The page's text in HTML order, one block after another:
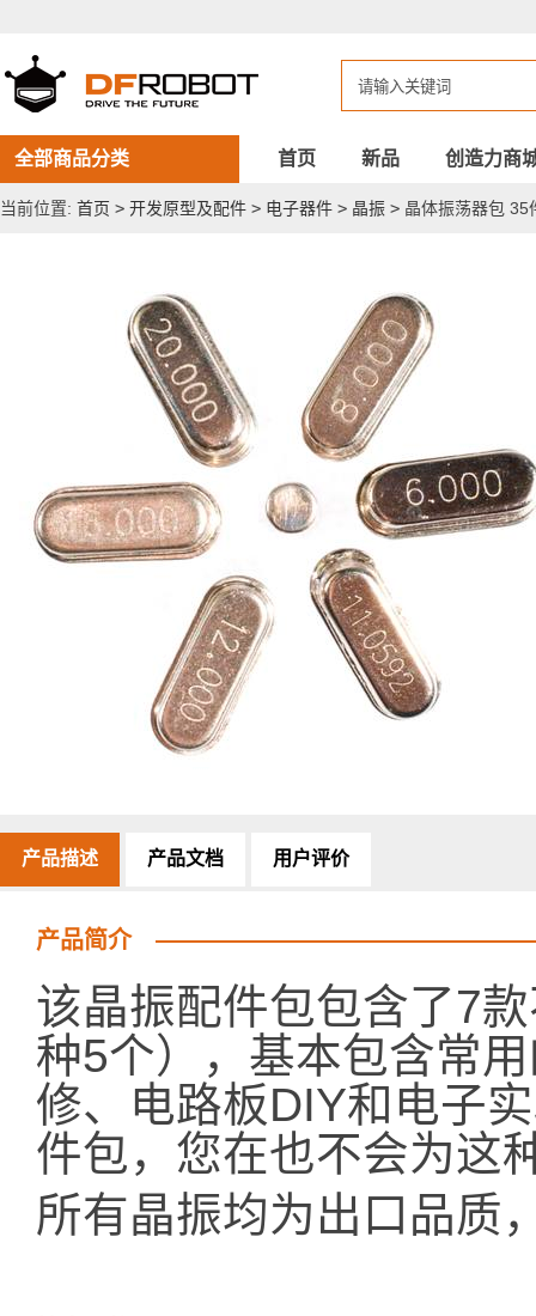
荡
器
包
35
件
全部商品分类 首页 新品 创造力商
当前位置: 首页 > 开发原型及配件 > 电子器件 > 晶振 > 晶体振荡器包 35
产品描述 产品文档 用户评价
产品简介
该晶振配件包包含了7
种5个），基本包含常
修、电路板DIY和电子
件包，您在也不会为这
所有晶振均为出口品质